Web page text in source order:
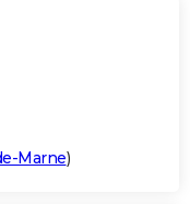
Marne)